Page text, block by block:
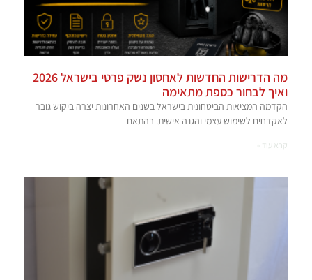
מה הדרישות החדשות לאחסון נשק פרטי בישראל 2026
ואיך לבחור כספת מתאימה
הקדמה המציאות הביטחונית בישראל בשנים האחרונות יצרה ביקוש גובר
לאקדחים לשימוש עצמי והגנה אישית. בהתאם
קרא עוד »